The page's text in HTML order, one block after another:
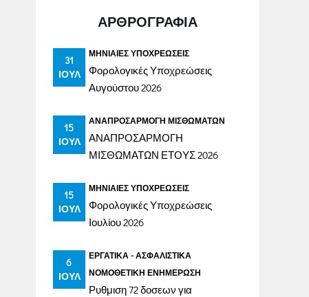
ΑΡΘΡΟΓΡΑΦΙΑ
31
ΙΟΎΛ
ΜΗΝΙΑΊΕΣ ΥΠΟΧΡΕΏΣΕΙΣ
Φορολογικές Υποχρεώσεις
Αυγούστου 2026
15
ΙΟΎΛ
ΑΝΑΠΡΟΣΑΡΜΟΓΉ ΜΙΣΘΩΜΆΤΩΝ
ΑΝΑΠΡΟΣΑΡΜΟΓΗ
ΜΙΣΘΩΜΑΤΩΝ ΕΤΟΥΣ 2026
15
ΙΟΎΛ
ΜΗΝΙΑΊΕΣ ΥΠΟΧΡΕΏΣΕΙΣ
Φορολογικές Υποχρεώσεις
Ιουλίου 2026
6
ΙΟΎΛ
ΕΡΓΑΤΙΚΆ - ΑΣΦΑΛΙΣΤΙΚΆ
ΝΟΜΟΘΕΤΙΚΉ ΕΝΗΜΈΡΩΣΗ
Ρυθμιση 72 δοσεων για